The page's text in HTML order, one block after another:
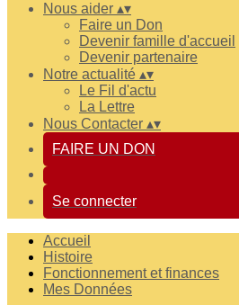
Nous aider ▴▾
Faire un Don
Devenir famille d'accueil
Devenir partenaire
Notre actualité ▴▾
Le Fil d'actu
La Lettre
Nous Contacter ▴▾
FAIRE UN DON
Se connecter
Accueil
Histoire
Fonctionnement et finances
Mes Données